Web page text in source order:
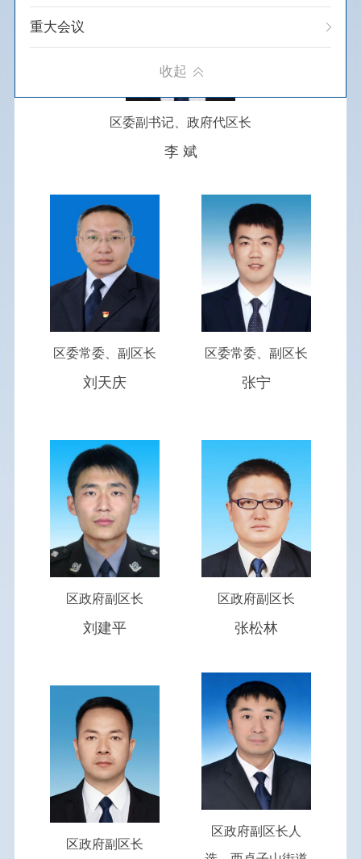
重大会议
行政许可
行政处罚/强制
权责清单
应急管理
公务员招录
重点领域信息公开
公共企事业单位信息
财政补贴（奖励）资金
收起
区委副书记、政府代区长
李 斌
区委常委、副区长
刘天庆
区委常委、副区长
张宁
区政府副区长
刘建平
区政府副区长
张松林
区政府副区长
区政府副区长人